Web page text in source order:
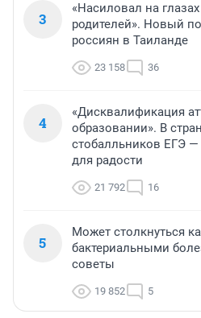
3
«Насиловал на
родителей». Новый
россиян в Таиланде
23 158 36
4
«Дисквалификация
образовании». В
стобалльников ЕГЭ
для радости
21 792 16
5
Может столкнуться
бактериальными
советы
19 852 5